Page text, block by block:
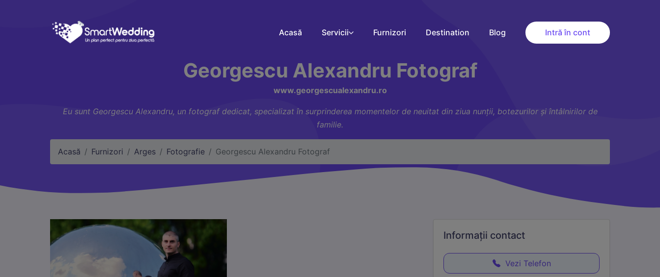
Acasă Servicii Furnizori Destination Blog Intră în cont
Georgescu Alexandru Fotograf
www.georgescualexandru.ro
Eu sunt Georgescu Alexandru, un fotograf dedicat, specializat în surprinderea momentelor de neuitat din ziua nunții, botezurilor și întâlnirilor de
familie.
Acasă Furnizori Arges Fotografie Georgescu Alexandru Fotograf
Informații contact
Vezi Telefon